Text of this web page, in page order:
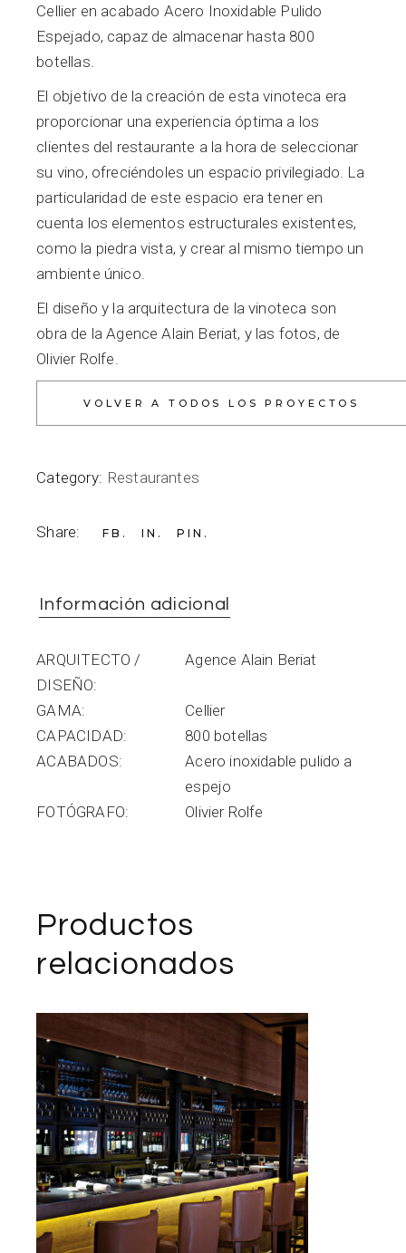
Cellier en acabado Acero Inoxidable Pulido
Espejado, capaz de almacenar hasta 800
botellas.
El objetivo de la creación de esta vinoteca era
proporcionar una experiencia óptima a los
clientes del restaurante a la hora de seleccionar
su vino, ofreciéndoles un espacio privilegiado. La
particularidad de este espacio era tener en
cuenta los elementos estructurales existentes,
como la piedra vista, y crear al mismo tiempo un
ambiente único.
El diseño y la arquitectura de la vinoteca son
obra de la Agence Alain Beriat, y las fotos, de
Olivier Rolfe.
Category: Restaurantes
Share: FB IN PIN
Información adicional
ARQUITECTO /
DISEÑO
Agence Alain Beriat
GAMA
Cellier
CAPACIDAD
800 botellas
ACABADOS
Acero inoxidable pulido a
espejo
FOTÓGRAFO
Olivier Rolfe
Productos
relacionados